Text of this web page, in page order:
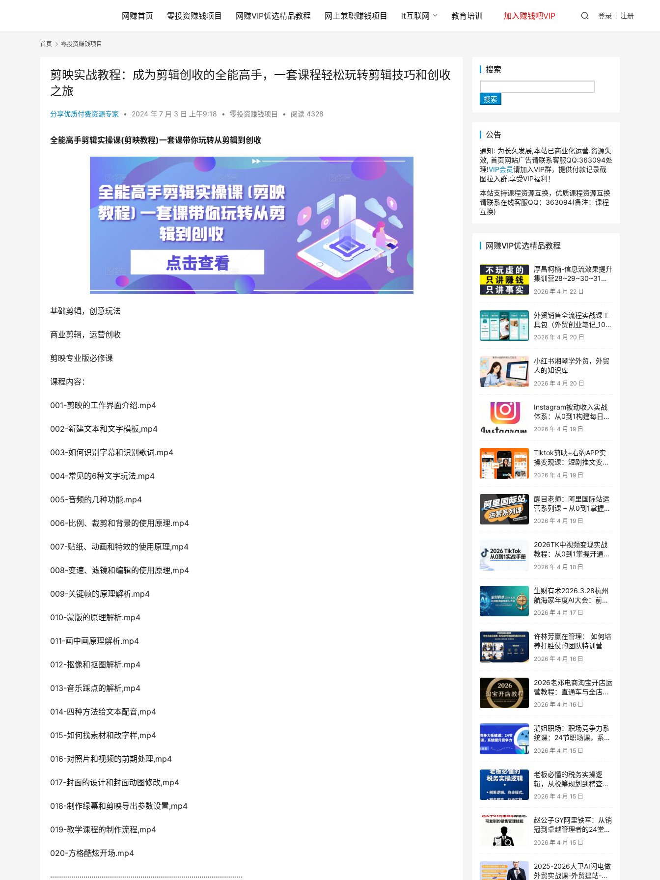
网赚首页 零投资赚钱项目 网赚VIP优选精品教程 网上兼职赚钱项目 it互联网 教育培训 加入赚钱吧VIP 登录 注册
首页 零投资赚钱项目
剪映实战教程：成为剪辑创收的全能高手，一套课程轻松玩转剪辑技巧和创收
之旅
分享优质付费资源专家 • 2024 年 7 月 3 日 上午9:18 • 零投资赚钱项目 • 阅读 4328
全能高手剪辑实操课(剪映教程)一套课带你玩转从剪辑到创收
基础剪辑，创意玩法
商业剪辑，运营创收
剪映专业版必修课
课程内容：
001-剪映的工作界面介绍.mp4
002-新建文本和文字模板,mp4
003-如何识别字幕和识别歌词.mp4
004-常见的6种文字玩法.mp4
005-音频的几种功能.mp4
006-比例、裁剪和背景的使用原理.mp4
007-贴纸、动画和特效的使用原理,mp4
008-变速、滤镜和编辑的使用原理,mp4
009-关键帧的原理解析.mp4
010-蒙版的原理解析.mp4
011-画中画原理解析.mp4
012-抠像和抠图解析.mp4
013-音乐踩点的解析,mp4
014-四种方法给文本配音,mp4
015-如何找素材和改字样,mp4
016-对照片和视频的前期处理,mp4
017-封面的设计和封面动图修改,mp4
018-制作绿幕和剪映导出参数设置,mp4
019-教学课程的制作流程,mp4
020-方格酷炫开场.mp4
··································································································
搜索
搜索
公告
通知: 为长久发展,本站已商业化运营.资源失
效, 首页网站广告请联系客服QQ:363094处
理!VIP会员请加入VIP群，提供付款记录截
图拉入群,享受VIP福利！
本站支持课程资源互换，优质课程资源互换
请联系在线客服QQ：363094(备注：课程
互换)
网赚VIP优选精品教程
厚昌柯楠-信息流效果提升
集训营28~29~30~31
期，智能投放·巨量AD/百
度优化·AI提效指南
2026 年 4 月 22 日
外贸销售全流程实战课工
具包（外贸创业笔记_10年
外贸经验）
2026 年 4 月 20 日
小红书湘琴学外贸，外贸
人的知识库
2026 年 4 月 20 日
Instagram被动收入实战
体系：从0到1构建每日盈
利的自动销售漏斗
2026 年 4 月 19 日
Tiktok剪映+右豹APP实
操变现课：短剧推文变现
全教程来了！
2026 年 4 月 19 日
醒目老师：阿里国际站运
营系列课 – 从0到1掌握平
台运营核心技巧
2026 年 4 月 19 日
2026TK中视频变现实战
教程：从0到1掌握开通、
养号、剪辑到变现，新手
副业首选
2026 年 4 月 18 日
生财有术2026.3.28杭州
航海家年度AI大会：前沿
趋势×落地案例×技能图谱
2026 年 4 月 17 日
许林芳赢在管理： 如何培
养打胜仗的团队特训营
2026 年 4 月 16 日
2026老邓电商淘宝开店运
营教程：直通车与全店推
广系统课
2026 年 4 月 16 日
鹅姐职场：职场竞争力系
统课：24节职场课，系统
提升竞争力
2026 年 4 月 15 日
老板必懂的税务实操逻
辑，从税筹规划到稽查应
对，为企业稳健增长保驾
2026 年 4 月 15 日
赵公子GY阿里铁军：从销
冠到卓越管理者的24堂实
战课
2026 年 4 月 15 日
2025-2026大卫AI闪电做
外贸实战课-外贸建站-开